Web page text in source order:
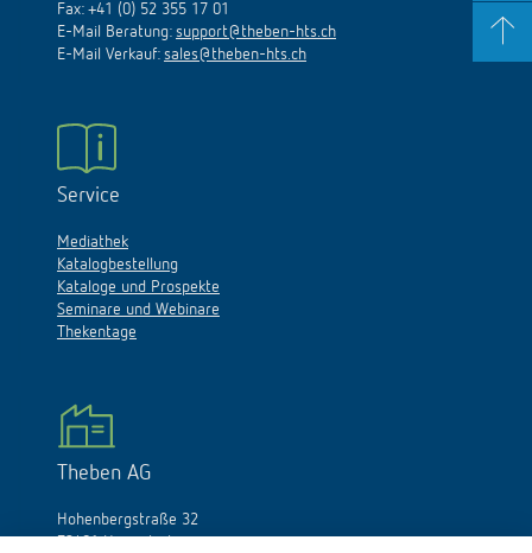
Fax: +41 (0) 52 355 17 01
E-Mail Beratung: support@theben-hts.ch
E-Mail Verkauf: sales@theben-hts.ch
Service
Mediathek
Katalogbestellung
Kataloge und Prospekte
Seminare und Webinare
Thekentage
Theben AG
Hohenbergstraße 32